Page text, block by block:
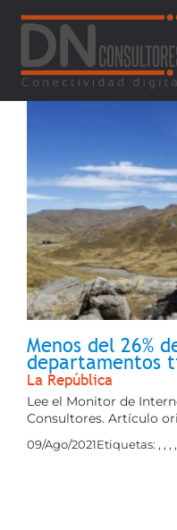
contenido
Menos del 26%
departamentos
La República
Lee el Monitor de
Consultores. Artículo
09/Ago/2021Etiquetas: , , , ,